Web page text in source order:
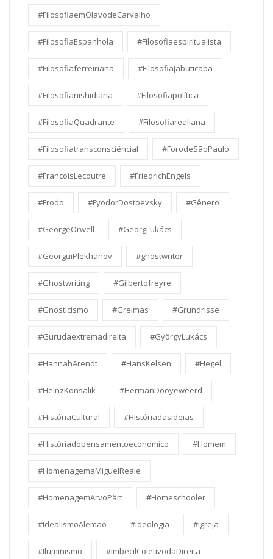
#FilosofiaemOlavodeCarvalho
#FilosofiaEspanhola #Filosofiaespiritualista
#Filosofiaferreiriana #FilosofiaJabuticaba
#Filosofianishidiana #Filosofiapolítica
#FilosofiaQuadrante #Filosofiarealiana
#Filosofiatransconsciêncial #ForodeSãoPaulo
#FrançoisLecoutre #FriedrichEngels
#Frodo #FyodorDostoevsky #Gênero
#GeorgeOrwell #GeorgLukács
#GeorguiPlekhanov #ghostwriter
#Ghostwriting #Gilbertofreyre
#Gnosticismo #Greimas #Grundrisse
#Gurudaextremadireita #GyörgyLukács
#HannahArendt #HansKelsen #Hegel
#HeinzKonsalik #HermanDooyeweerd
#HistóriaCultural #Históriadasideias
#Históriadopensamentoeconomico #Homem
#HomenagemaMiguelReale
#HomenagemArvoPärt #Homeschooler
#IdealismoAlemao #ideologia #Igreja
#Iluminismo #ImbecilColetivodaDireita